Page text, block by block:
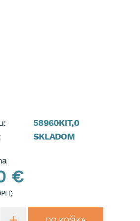
58960KIT,0
SKLADOM
€